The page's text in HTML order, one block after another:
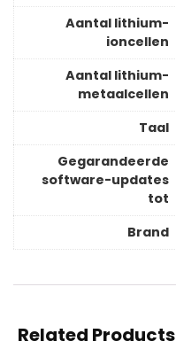
Aantal lithium-
ioncellen
Aantal lithium-
metaalcellen
Taal
Gegarandeerde
software-updates
tot
Brand
Related Products